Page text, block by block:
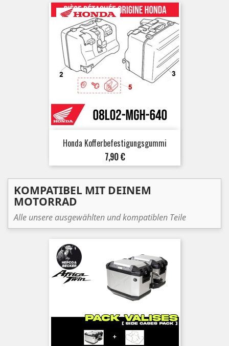
Honda Kofferbefestigungsgummi
Preis
7,90 €
KOMPATIBEL MIT DEINEM
MOTORRAD
Alle unsere ausgewählten und kompatiblen Teile